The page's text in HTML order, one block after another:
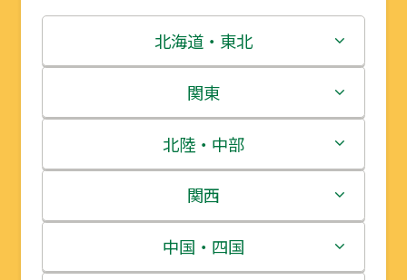
北海道・東北
北海道
青森県
岩手県
宮城県
関東
茨城県
栃木県
群馬県
北陸・中部
新潟県
富山県
関西
三重県
中国・四国